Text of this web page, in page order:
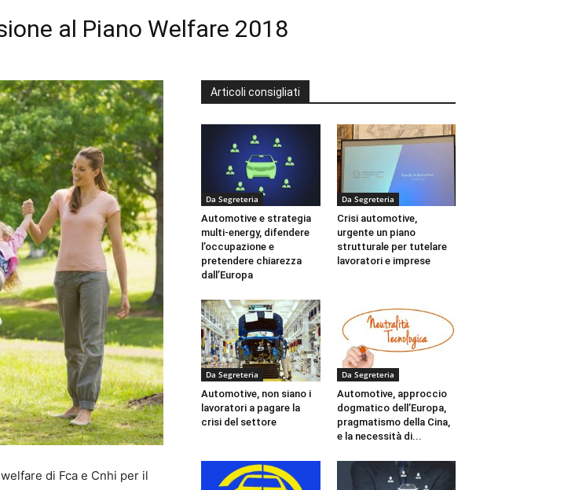
al Piano Welfare 2018
di Fca e Cnhi per il
Articoli consigliati
Da Segreteria
Automotive e strategia
multi-energy, difendere
l’occupazione e
pretendere chiarezza
dall’Europa
Da Segreteria
Crisi automotive,
urgente un piano
strutturale per tutelare
lavoratori e imprese
Da Segreteria
Automotive, non siano i
lavoratori a pagare la
crisi del settore
Da Segreteria
Automotive, approccio
dogmatico dell’Europa,
pragmatismo della Cina,
e la necessità di...